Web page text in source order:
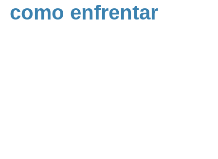
como enfrentar